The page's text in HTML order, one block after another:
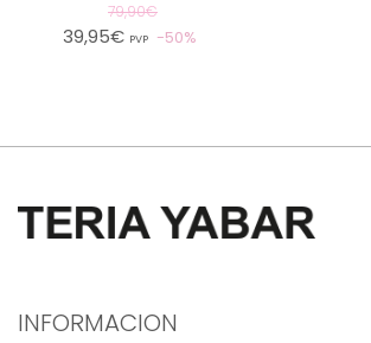
79,90€
39,95€ PVP 50%
INFORMACION